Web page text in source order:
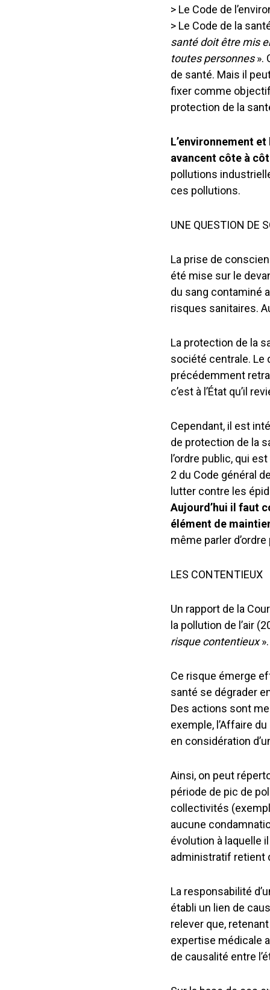
> Le Code de
> Le Code de la
santé doit être mis
toutes personnes».
de santé. Mais il
fixer comme
protection de la
L’environnement
avancent côte à
pollutions
ces pollutions.
UNE QUESTION DE
La prise de
été mise sur le
du sang contaminé
risques sanitaires.
La protection de la
société centrale. Le
précédemment
c’est à l’État qu’il
Cependant, il est
de protection de la
l’ordre public, qui
2 du Code général
lutter contre les
Aujourd’hui il faut
élément de
même parler
LES CONTENTIEUX
Un rapport de la
la pollution de l’air
risque contentieux».
Ce risque émerge
santé se dégrader
Des actions sont
exemple, l’Affaire
en considération
Ainsi, on peut
période de pic de
collectivités
aucune
évolution à laquelle
administratif retient
La responsabilité
établi un lien de
relever que,
expertise médicale
de causalité entre